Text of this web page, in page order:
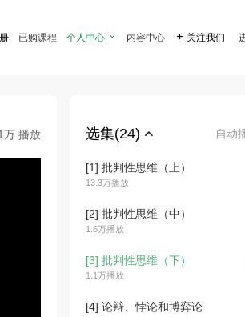
已购课程 个人中心  内容中心  关注我们
万 播放 选集(24) 自动
[1] 批判性思维（上）
13.3万播放
[2] 批判性思维（中）
1.6万播放
[3] 批判性思维（下）
1.1万播放
[4] 论辩、悖论和博弈论